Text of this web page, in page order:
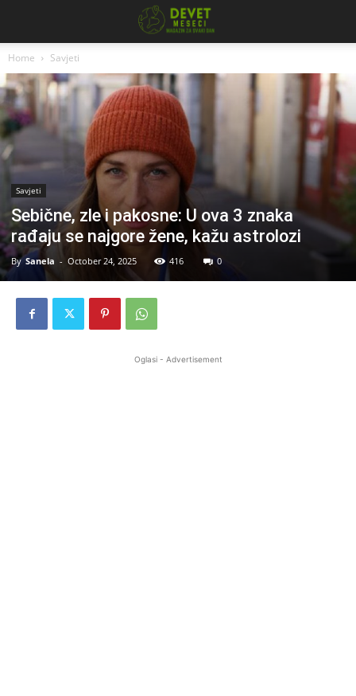
Home Savjeti
Savjeti
Sebične, zle i pakosne: U ova 3 znaka
rađaju se najgore žene, kažu astrolozi
By Sanela - October 24, 2025 416 0
Oglasi - Advertisement